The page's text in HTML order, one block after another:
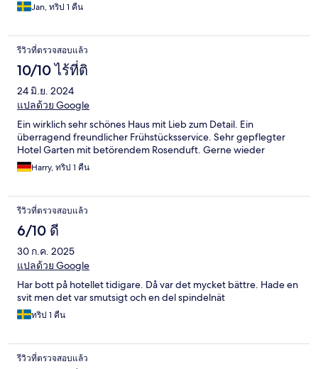
Jan, ทริป 1 คืน
รีวิวที่ตรวจสอบแล้ว
10/10 ไร้ที่ติ
24 มิ.ย. 2024
แปลด้วย Google
Ein wirklich sehr schönes Haus mit Lieb zum Detail. Ein
überragend freundlicher Frühstücksservice. Sehr gepflegter
Hotel Garten mit betörendem Rosenduft. Gerne wieder
Harry, ทริป 1 คืน
รีวิวที่ตรวจสอบแล้ว
6/10 ดี
30 ก.ค. 2025
แปลด้วย Google
Har bott på hotellet tidigare. Då var det mycket bättre. Hade en
svit men det var smutsigt och en del spindelnät
ทริป 1 คืน
รีวิวที่ตรวจสอบแล้ว